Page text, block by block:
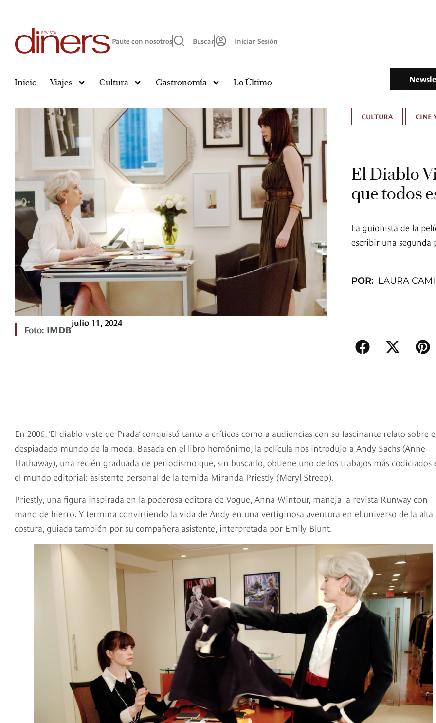
Paute con nosotros Buscar Iniciar Sesión
Inicio Viajes Cultura Gastronomía Lo Último
Foto: IMDB
julio 11, 2024
CULTURA CINE
El Diablo
que todos
La guionista de la
escribir una segunda
POR: LAURA
En 2006, ‘El diablo viste de Prada’ conquistó tanto a críticos como a audiencias con su fascinante relato sobre
despiadado mundo de la moda. Basada en el libro homónimo, la película nos introdujo a Andy Sachs (Anne
Hathaway), una recién graduada de periodismo que, sin buscarlo, obtiene uno de los trabajos más codiciados
el mundo editorial: asistente personal de la temida Miranda Priestly (Meryl Streep).
Priestly, una figura inspirada en la poderosa editora de Vogue, Anna Wintour, maneja la revista Runway con
mano de hierro. Y termina convirtiendo la vida de Andy en una vertiginosa aventura en el universo de la alta
costura, guiada también por su compañera asistente, interpretada por Emily Blunt.